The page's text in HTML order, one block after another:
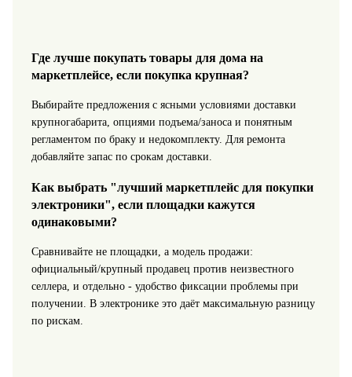
Где лучше покупать товары для дома на
маркетплейсе, если покупка крупная?
Выбирайте предложения с ясными условиями доставки
крупногабарита, опциями подъема/заноса и понятным
регламентом по браку и недокомплекту. Для ремонта
добавляйте запас по срокам доставки.
Как выбрать "лучший маркетплейс для покупки
электроники", если площадки кажутся
одинаковыми?
Сравнивайте не площадки, а модель продажи:
официальный/крупный продавец против неизвестного
селлера, и отдельно - удобство фиксации проблемы при
получении. В электронике это даёт максимальную разницу
по рискам.